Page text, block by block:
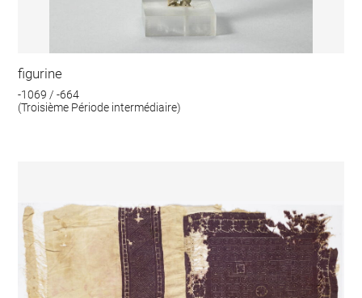
figurine
-1069 / -664
(Troisième Période intermédiaire)